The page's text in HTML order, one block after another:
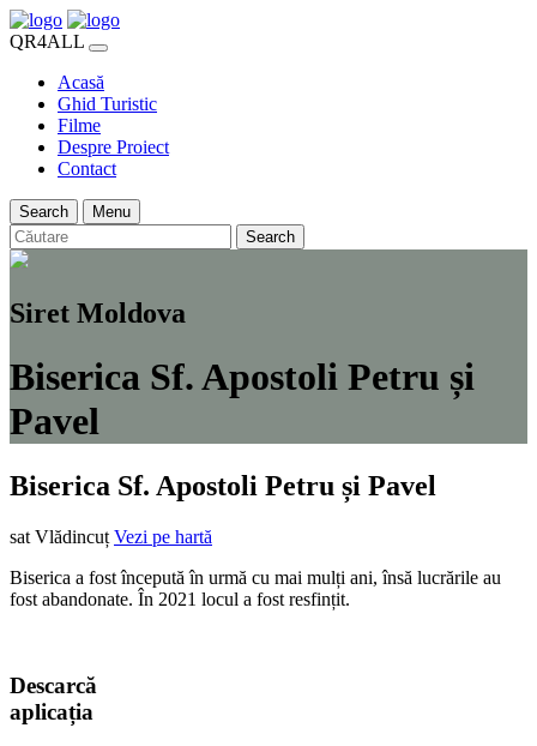
QR4ALL
Acasă
Ghid Turistic
Filme
Despre Proiect
Contact
Search
Menu
Search
Siret Moldova
Biserica Sf. Apostoli Petru și
Pavel
Biserica Sf. Apostoli Petru și Pavel
sat Vlădincuț Vezi pe hartă
Biserica a fost începută în urmă cu mai mulți ani, însă lucrările au
fost abandonate. În 2021 locul a fost resfințit.
Descarcă
aplicația